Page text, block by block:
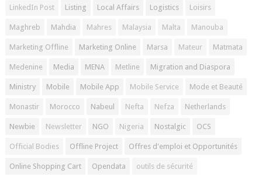
LinkedIn Post Listing Local Affairs Logistics Loisirs
Maghreb Mahdia Mahres Malaysia Malta Manouba
Marketing Offline Marketing Online Marsa Mateur Matmata
Medenine Media MENA Metline Migration and Diaspora
Ministry Mobile Mobile App Mobile Service Mode et Beauté
Monastir Morocco Nabeul Nefta Nefza Netherlands
Newbie Newsletter NGO Nigeria Nostalgic OCS
Official Bodies Offline Project Offres d'emploi et Opportunités
Online Shopping Cart Opendata outils de sécurité